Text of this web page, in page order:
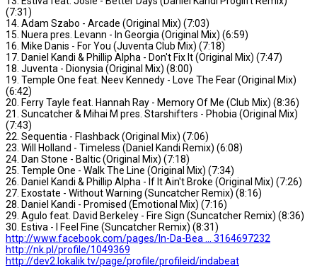
(7:31)
14. Adam Szabo - Arcade (Original Mix) (7:03)
15. Nuera pres. Levann - In Georgia (Original Mix) (6:59)
16. Mike Danis - For You (Juventa Club Mix) (7:18)
17. Daniel Kandi & Phillip Alpha - Don't Fix It (Original Mix) (7:47)
18. Juventa - Dionysia (Original Mix) (8:00)
19. Temple One feat. Neev Kennedy - Love The Fear (Original Mix)
(6:42)
20. Ferry Tayle feat. Hannah Ray - Memory Of Me (Club Mix) (8:36)
21. Suncatcher & Mihai M pres. Starshifters - Phobia (Original Mix)
(7:43)
22. Sequentia - Flashback (Original Mix) (7:06)
23. Will Holland - Timeless (Daniel Kandi Remix) (6:08)
24. Dan Stone - Baltic (Original Mix) (7:18)
25. Temple One - Walk The Line (Original Mix) (7:34)
26. Daniel Kandi & Phillip Alpha - If It Ain't Broke (Original Mix) (7:26)
27. Exostate - Without Warning (Suncatcher Remix) (8:16)
28. Daniel Kandi - Promised (Emotional Mix) (7:16)
29. Agulo feat. David Berkeley - Fire Sign (Suncatcher Remix) (8:36)
30. Estiva - I Feel Fine (Suncatcher Remix) (8:31)
http://www.facebook.com/pages/In-Da-Bea ... 3164697232
http://nk.pl/profile/1049369
http://dev2.lokalik.tv/page/profile/profileid/indabeat